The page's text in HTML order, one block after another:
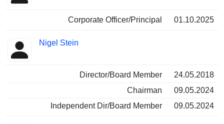
Corporate Officer/Principal 01.10.2025
Nigel Stein
Director/Board Member
24.05.2018
Chairman
09.05.2024
Independent Dir/Board Member
09.05.2024